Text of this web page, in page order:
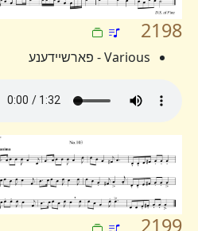
2198
Various - פארשיידענע
2199